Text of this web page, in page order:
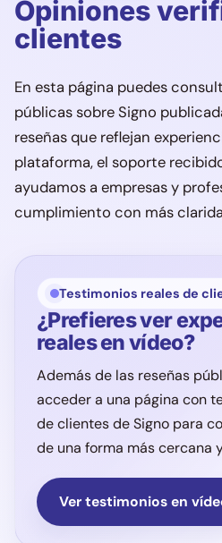
Opiniones
clientes
En esta página puedes
públicas sobre Signo
reseñas que reflejan
plataforma, el soporte
ayudamos a empresas y
cumplimiento con más
Testimonios reales de
¿Prefieres ver
reales en vídeo?
Además de las reseñas
acceder a una página con
de clientes de Signo para
de una forma más cercana
Ver testimonios en